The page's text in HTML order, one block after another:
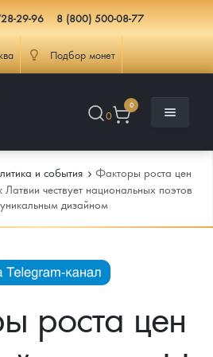
29-96 8 (800) 500-08-77
Подбор монет
0
0
и события
Факторы роста цен
чествует национальных поэтов
дизайном
роста цен